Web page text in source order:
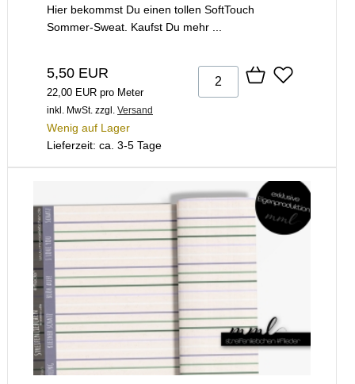
Hier bekommst Du einen tollen SoftTouch
Sommer-Sweat. Kaufst Du mehr ...
5,50 EUR
22,00 EUR pro Meter
inkl. MwSt. zzgl. Versand
Wenig auf Lager
Lieferzeit: ca. 3-5 Tage